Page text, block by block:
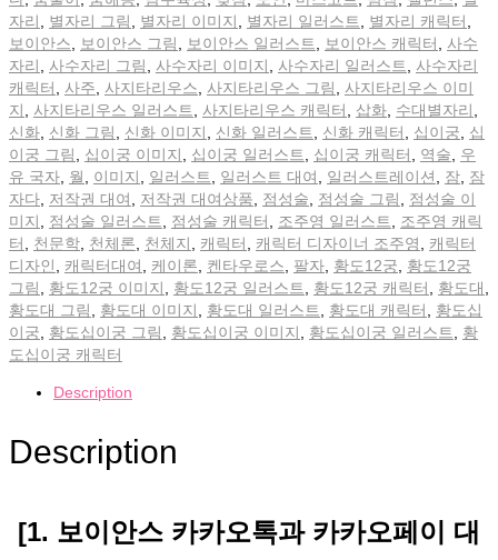
자리
별자리 그림 별자리 이미지 별자리 일러스트 별자리 캐릭터
보이안스
보이안스 그림 보이안스 일러스트 보이안스 캐릭터
사수
자리
사수자리 그림 사수자리 이미지 사수자리 일러스트
사수자리
캐릭터
사주 사지타리우스 사지타리우스 그림
사지타리우스 이미
지
사지타리우스 일러스트 사지타리우스 캐릭터 삽화 수대별자리
신화 신화 그림 신화 이미지 신화 일러스트 신화 캐릭터 십이궁
십
이궁 그림
십이궁 이미지 십이궁 일러스트 십이궁 캐릭터 역술
우
유 국자 월 이미지 일러스트 일러스트 대여 일러스트레이션 잠 잠
자다 저작권 대여 저작권 대여상품 점성술 점성술 그림
점성술 이
미지
점성술 일러스트 점성술 캐릭터 조주영 일러스트
조주영 캐릭
터
천문학 천체론 천체지 캐릭터 캐릭터 디자이너 조주영
캐릭터
디자인
캐릭터대여 케이론 켄타우로스 팔자 황도12궁
황도12궁
그림
황도12궁 이미지 황도12궁 일러스트 황도12궁 캐릭터 황도대
황도대 그림
황도대 이미지 황도대 일러스트 황도대 캐릭터
황도십
이궁
황도십이궁 그림 황도십이궁 이미지 황도십이궁 일러스트
황
도십이궁 캐릭터
Description
Description
[1. 보이안스 카카오톡과 카카오페이 대